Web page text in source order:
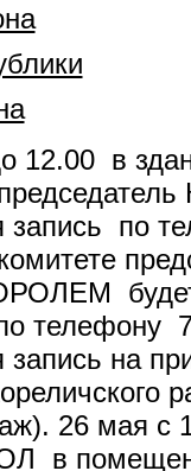
12.00 в
запись по
будет
телефону
запись на
26 мая с
в